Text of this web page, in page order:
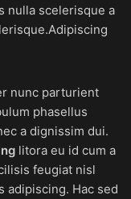
nulla scelerisque a
nunc parturient
phasellus
a dignissim dui.
litora eu id cum a
feugiat nisl
adipiscing. Hac sed